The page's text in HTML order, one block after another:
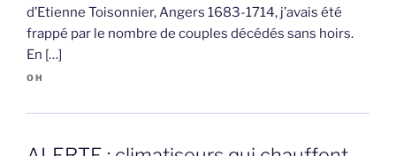
d’Etienne Toisonnier, Angers 1683-1714, j’avais été
frappé par le nombre de couples décédés sans hoirs.
En […]
OH